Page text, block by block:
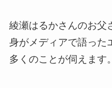
綾瀬はるかさんのお父
身がメディアで語った
多くのことが伺えます。